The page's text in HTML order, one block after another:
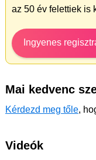
az 50 év felettiek is
Ingyenes
Mai kedvenc
Kérdezd meg tőle,
Videók